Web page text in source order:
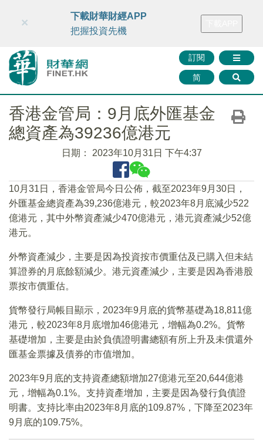
財華智庫網 FINTV FINMETA 財華證券 媒體矩陣
訂閱
简
×
下載財華財經APP
把握投資先機
香港金管局：9月底外匯基金
總資產為39236億港元
日期： 2023年10月31日 下午4:37
10月31日，香港金管局今日公佈，截至2023年9月30日，
外匯基金總資產為39,236億港元，較2023年8月底減少522
億港元，其中外幣資產減少470億港元，港元資產減少52億
港元。
外幣資產減少，主要是因為投資按市價重估及已購入但未結
算證券的月底餘額減少。港元資產減少，主要是因為香港股
票按市價重估。
貨幣發行局帳目顯示，2023年9月底的貨幣基礎為18,811億
港元，較2023年8月底增加46億港元，增幅為0.2%。貨幣
基礎增加，主要是由於負債證明書總額有所上升及未償還外
匯基金票據及債券的市值增加。
2023年9月底的支持資產總額增加27億港元至20,644億港
元，增幅為0.1%。支持資產增加，主要是因為發行負債證
明書。支持比率由2023年8月底的109.87%，下降至2023年
9月底的109.75%。